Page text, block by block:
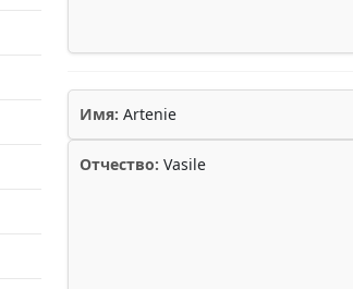
Имя: Artenie
Отчество: Vasile